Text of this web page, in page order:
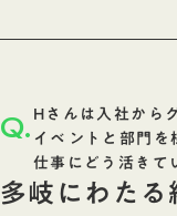
Q. Hさんは入社から
イベントと部門を
仕事にどう活きて
多岐にわたる